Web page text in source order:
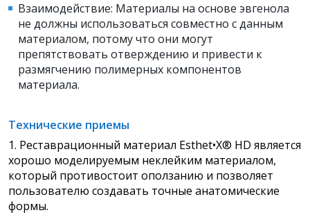
Взаимодействие: Материалы на основе эвгенола
не должны использоваться совместно с данным
материалом, потому что они могут
препятствовать отверждению и привести к
размягчению полимерных компонентов
материала.
Технические приемы
1. Реставрационный материал Esthet•X® HD является
хорошо моделируемым неклейким материалом,
который противостоит оползанию и позволяет
пользователю создавать точные анатомические
формы.